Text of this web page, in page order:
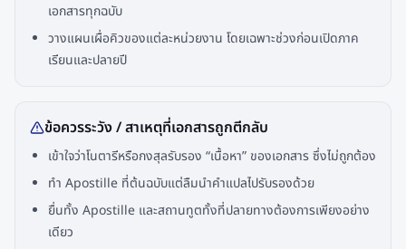
เอกสารทุกฉบับ
วางแผนเผื่อคิวของแต่ละหน่วยงาน โดยเฉพาะช่วงก่อนเปิดภาค
เรียนและปลายปี
ข้อควรระวัง / สาเหตุที่เอกสารถูกตีกลับ
เข้าใจว่าโนตารีหรือกงสุลรับรอง “เนื้อหา” ของเอกสาร ซึ่งไม่ถูกต้อง
ทำ Apostille ที่ต้นฉบับแต่ลืมนำคำแปลไปรับรองด้วย
ยื่นทั้ง Apostille และสถานทูตทั้งที่ปลายทางต้องการเพียงอย่าง
เดียว